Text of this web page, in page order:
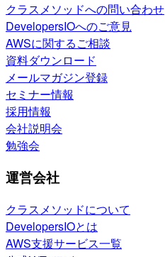
クラスメソッドへの問い合わせ
DevelopersIOへのご意見
AWSに関するご相談
資料ダウンロード
メールマガジン登録
セミナー情報
採用情報
会社説明会
勉強会
運営会社
クラスメソッドについて
DevelopersIOとは
AWS支援サービス一覧